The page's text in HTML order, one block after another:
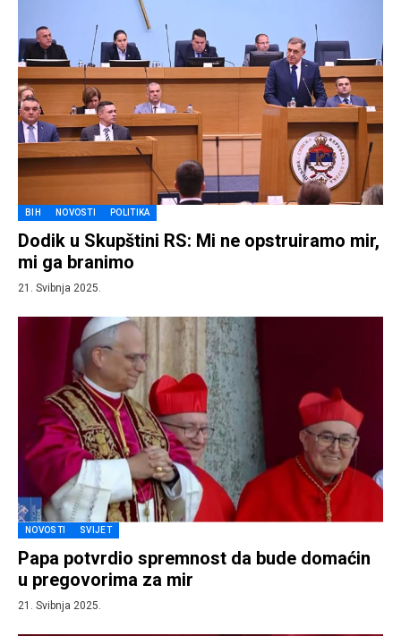
BIH NOVOSTI POLITIKA
Dodik u Skupštini RS: Mi ne opstruiramo mir,
mi ga branimo
21. Svibnja 2025.
NOVOSTI SVIJET
Papa potvrdio spremnost da bude domaćin
u pregovorima za mir
21. Svibnja 2025.